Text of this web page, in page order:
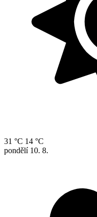
31 °C 14 °C
pondělí 10. 8.